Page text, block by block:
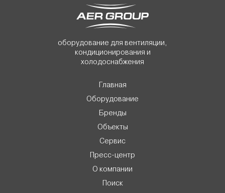
оборудование для вентиляции,
кондиционирования и
холодоснабжения
Главная
Оборудование
Бренды
Объекты
Сервис
Пресс-центр
О компании
Поиск